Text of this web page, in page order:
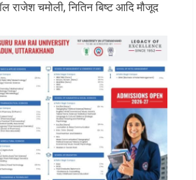
राजेश चमोली, नितिन बिष्ट आदि मौजूद